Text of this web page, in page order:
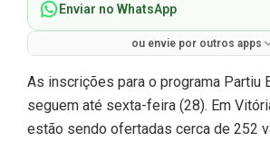
Enviar no WhatsApp
ou envie por outros apps
As inscrições para o programa Partiu
seguem até sexta-feira (28). Em
estão sendo ofertadas cerca de 252